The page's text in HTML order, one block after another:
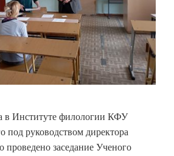
в Институте филологии КФУ
под руководством директора
заседание Ученого